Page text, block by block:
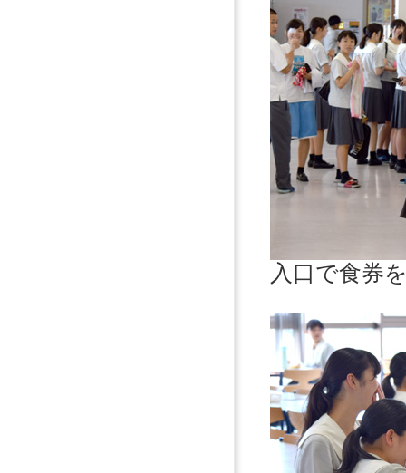
入口で食券